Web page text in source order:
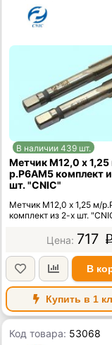
В наличии 439 шт.
Метчик М12,0 х
р.Р6АМ5 комплект
шт. "CNIC"
Метчик М12,0 х 1,25 м/
комплект из 2-х шт.
717
В
Купить в 1
Код товара: 53068